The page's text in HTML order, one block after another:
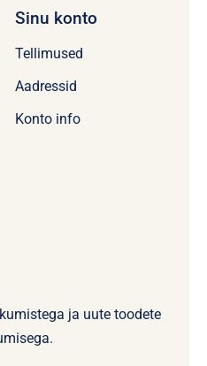
Sinu konto
Tellimused
Aadressid
Konto info
ja uute toodete